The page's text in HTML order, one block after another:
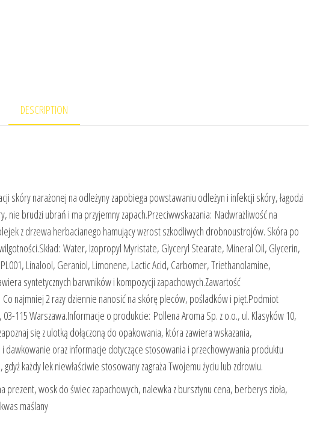
DESCRIPTION
skóry narażonej na odleżyny zapobiega powstawaniu odleżyn i infekcji skóry, łagodzi
brudzi ubrań i ma przyjemny zapach.Przeciwwskazania: Nadwrażliwość na
z drzewa herbacianego hamujący wzrost szkodliwych drobnoustrojów. Skóra po
Water, Izopropyl Myristate, Glyceryl Stearate, Mineral Oil, Glycerin,
Linalool, Geraniol, Limonene, Lactic Acid, Carbomer, Triethanolamine,
syntetycznych barwników i kompozycji zapachowych.Zawartość
najmniej 2 razy dziennie nanosić na skórę pleców, pośladków i pięt.Podmiot
115 Warszawa.Informacje o produkcie: Pollena Aroma Sp. z o.o., ul. Klasyków 10,
się z ulotką dołączoną do opakowania, która zawiera wskazania,
dawkowanie oraz informacje dotyczące stosowania i przechowywania produktu
każdy lek niewłaściwie stosowany zagraża Twojemu życiu lub zdrowiu.
prezent, wosk do świec zapachowych, nalewka z bursztynu cena, berberys zioła,
maślany